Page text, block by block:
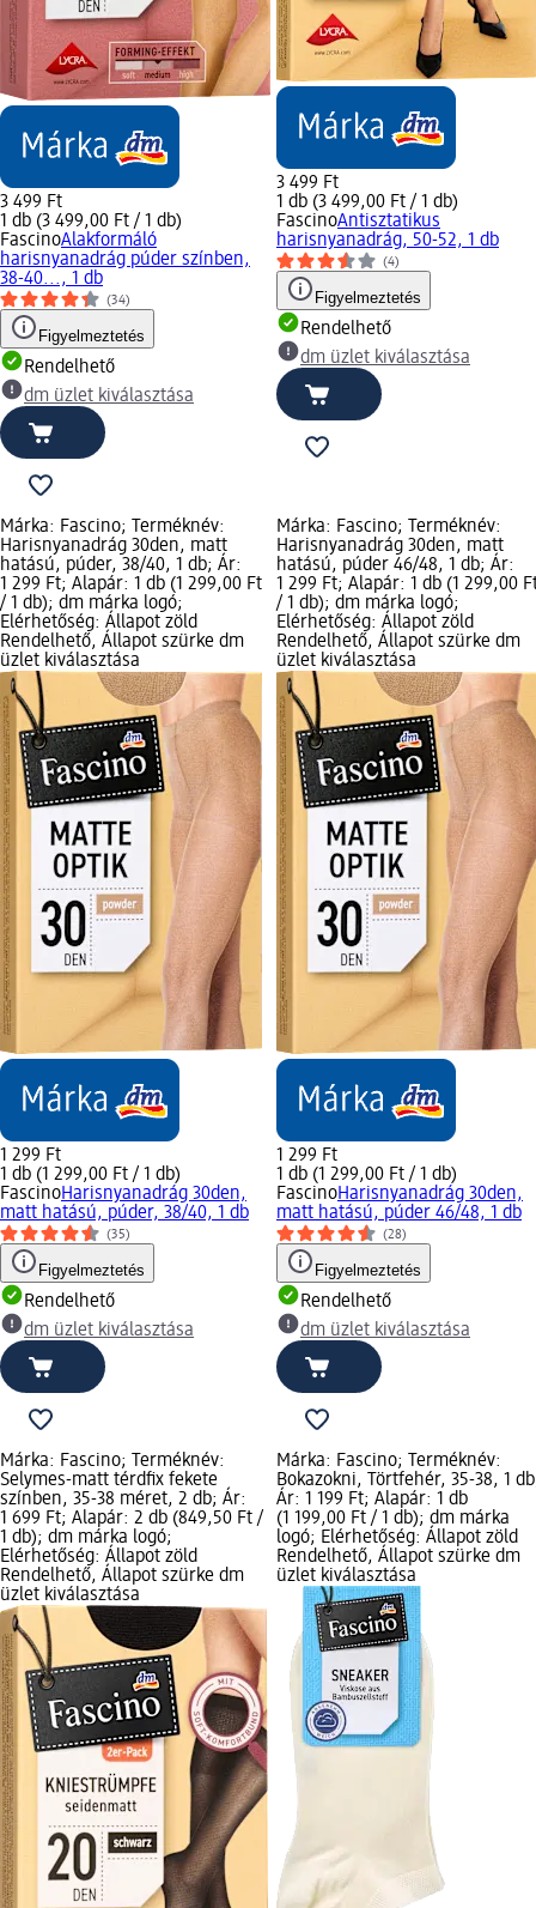
3 499 Ft
1 db (3 499,00 Ft / 1 db)
FascinoAlakformáló
harisnyanadrág púder színben,
38-40..., 1 db
(34)
Figyelmeztetés
Rendelhető
dm üzlet kiválasztása
3 499 Ft
1 db (3 499,00 Ft / 1 db)
FascinoAntisztatikus
harisnyanadrág, 50-52, 1 db
(4)
Figyelmeztetés
Rendelhető
dm üzlet kiválasztása
Márka: Fascino; Terméknév:
Harisnyanadrág 30den, matt
hatású, púder, 38/40, 1 db; Ár:
1 299 Ft; Alapár: 1 db (1 299,00 Ft
/ 1 db); dm márka logó;
Elérhetőség: Állapot zöld
Rendelhető, Állapot szürke dm
üzlet kiválasztása
1 299 Ft
1 db (1 299,00 Ft / 1 db)
FascinoHarisnyanadrág 30den,
matt hatású, púder, 38/40, 1 db
(35)
Figyelmeztetés
Rendelhető
dm üzlet kiválasztása
Márka: Fascino; Terméknév:
Harisnyanadrág 30den, matt
hatású, púder 46/48, 1 db; Ár:
1 299 Ft; Alapár: 1 db (1 299,00
/ 1 db); dm márka logó;
Elérhetőség: Állapot zöld
Rendelhető, Állapot szürke dm
üzlet kiválasztása
1 299 Ft
1 db (1 299,00 Ft / 1 db)
FascinoHarisnyanadrág 30den,
matt hatású, púder 46/48, 1 db
(28)
Figyelmeztetés
Rendelhető
dm üzlet kiválasztása
Márka: Fascino; Terméknév:
Selymes-matt térdfix fekete
színben, 35-38 méret, 2 db; Ár:
1 699 Ft; Alapár: 2 db (849,50 Ft /
1 db); dm márka logó;
Elérhetőség: Állapot zöld
Rendelhető, Állapot szürke dm
üzlet kiválasztása
Márka: Fascino; Terméknév:
Bokazokni, Törtfehér, 35-38, 1
Ár: 1 199 Ft; Alapár: 1 db
(1 199,00 Ft / 1 db); dm márka
logó; Elérhetőség: Állapot zöld
Rendelhető, Állapot szürke dm
üzlet kiválasztása